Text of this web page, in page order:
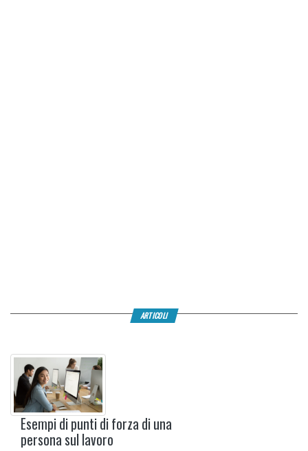
ARTICOLI
Esempi di punti di forza di una
persona sul lavoro